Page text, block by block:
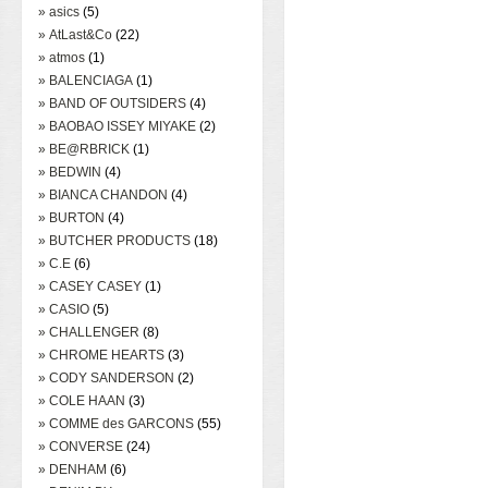
» asics (5)
» AtLast&Co (22)
» atmos (1)
» BALENCIAGA (1)
» BAND OF OUTSIDERS (4)
» BAOBAO ISSEY MIYAKE (2)
» BE@RBRICK (1)
» BEDWIN (4)
» BIANCA CHANDON (4)
» BURTON (4)
» BUTCHER PRODUCTS (18)
» C.E (6)
» CASEY CASEY (1)
» CASIO (5)
» CHALLENGER (8)
» CHROME HEARTS (3)
» CODY SANDERSON (2)
» COLE HAAN (3)
» COMME des GARCONS (55)
» CONVERSE (24)
» DENHAM (6)